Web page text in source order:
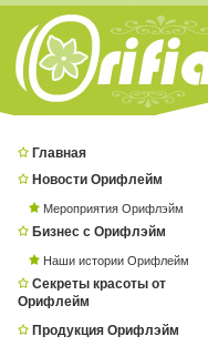
Главная
Новости Орифлейм
Мероприятия Орифлэйм
Бизнес с Орифлэйм
Наши истории Орифлейм
Секреты красоты от
Орифлейм
Продукция Орифлэйм